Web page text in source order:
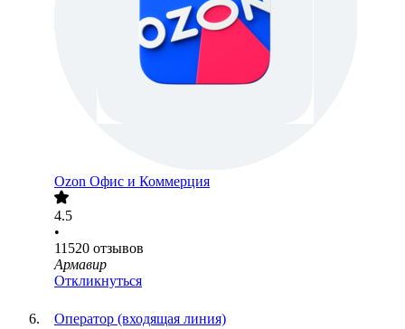
Ozon Офис и Коммерция
4.5
•
11520 отзывов
Армавир
Откликнуться
Оператор (входящая линия)